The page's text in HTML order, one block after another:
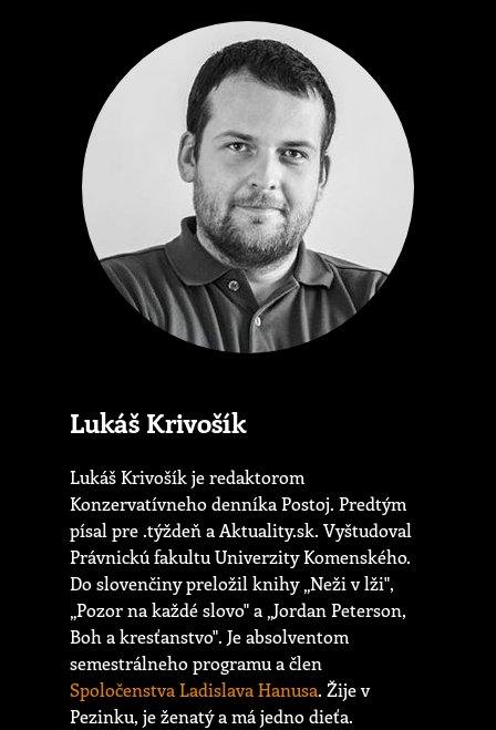
Lukáš Krivošík
Lukáš Krivošík je redaktorom
Konzervatívneho denníka Postoj. Predtým
písal pre .týždeň a Aktuality.sk. Vyštudoval
Právnickú fakultu Univerzity Komenského.
Do slovenčiny preložil knihy „Neži v lži",
„Pozor na každé slovo" a „Jordan Peterson,
Boh a kresťanstvo". Je absolventom
semestrálneho programu a člen
Spoločenstva Ladislava Hanusa. Žije v
Pezinku, je ženatý a má jedno dieťa.